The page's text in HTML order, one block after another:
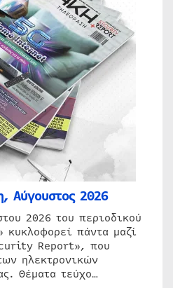
Αύγουστος 2026
2026 του περιοδικού
κυκλοφορεί πάντα μαζί
Report», που
ηλεκτρονικών
Θέματα τεύχο…